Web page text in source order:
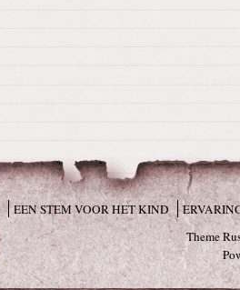
EEN STEM VOOR HET KIND
Theme